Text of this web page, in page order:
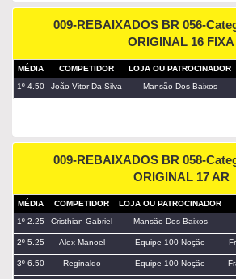
009-REBAIXADOS BR 056-
ORIGINAL 16 FIXA
MÉDIA COMPETIDOR LOJA OU PATROCINADOR
1º 4.50
João Vitor Da Silva Mansão Dos Baixos
009-REBAIXADOS BR 058-
ORIGINAL 17 AR
MÉDIA COMPETIDOR LOJA OU PATROCINADOR
1º 2.25
Cristhian Gabriel Mansão Dos Baixos
2º 5.25 Alex Manoel Equipe 100 Noção
3º 6.50 Reginaldo Equipe 100 Noção